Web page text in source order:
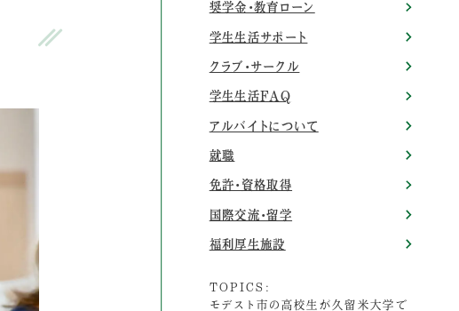
奨学金・教育ローン
学生生活サポート
クラブ・サークル
学生生活FAQ
アルバイトについて
就職
免許・資格取得
国際交流・留学
福利厚生施設
TOPICS:
モデスト市の高校生が久留米大学で